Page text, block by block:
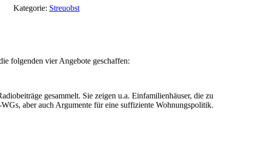
Kategorie: Streuobst
folgenden vier Angebote geschaffen:
gesammelt. Sie zeigen u.a. Einfamilienhäuser, die zu
aber auch Argumente für eine suffiziente Wohnungspolitik.